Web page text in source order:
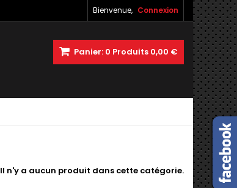
Bienvenue, Connexion
Panier: 0 Produits 0,00 €
Il n'y a aucun produit dans cette catégorie.